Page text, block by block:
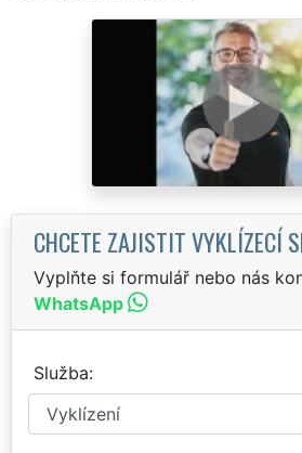
CHCETE ZAJISTIT VYKLÍZECÍ
Vyplňte si formulář nebo nás
WhatsApp
Služba